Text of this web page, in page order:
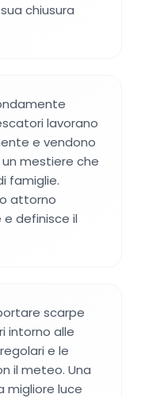
chiusura
lavorano
e vendono
mestiere che
famiglie.
attorno
e definisce il
scarpe
intorno alle
e le
il meteo. Una
migliore luce